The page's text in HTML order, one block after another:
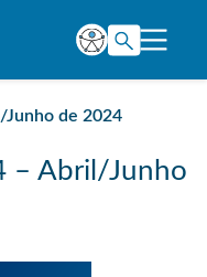
Junho de 2024
– Abril/Junho